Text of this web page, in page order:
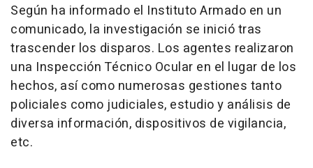
Según ha informado el Instituto Armado en un
comunicado, la investigación se inició tras
trascender los disparos. Los agentes realizaron
una Inspección Técnico Ocular en el lugar de los
hechos, así como numerosas gestiones tanto
policiales como judiciales, estudio y análisis de
diversa información, dispositivos de vigilancia,
etc.